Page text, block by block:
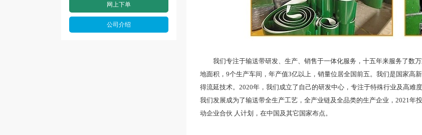
网上下单
公司介绍
我们专注于输送带研发、生产、销售于一体化服务，十五年来服务了数
地面积，9个生产车间，年产值3亿以上，销量位居全国前五。我们是国家高
得流延技术。2020年，我们成立了自己的研发中心，专注于特殊行业及高难
我们发展成为了输送带全生产工艺，全产业链及全品类的生产企业，2021年
动企业合伙 人计划，在中国及其它国家布点。